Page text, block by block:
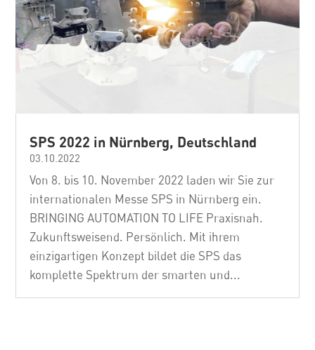
SPS 2022 in Nürnberg, Deutschland
03.10.2022
Von 8. bis 10. November 2022 laden wir Sie zur
internationalen Messe SPS in Nürnberg ein.
BRINGING AUTOMATION TO LIFE Praxisnah.
Zukunftsweisend. Persönlich. Mit ihrem
einzigartigen Konzept bildet die SPS das
komplette Spektrum der smarten und...